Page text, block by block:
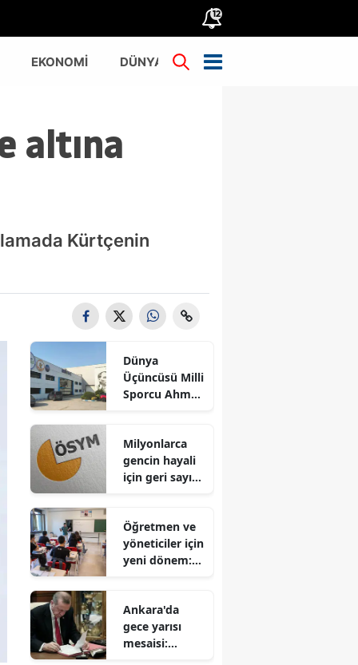
12
EKONOMİ DÜNYA TÜRKİYE
altına
Kürtçenin
Dünya
Üçüncüsü Milli
Sporcu Ahmet
Milyonlarca
gencin hayali
için geri sayım
sonuçları
erişime açıldı
Öğretmen ve
yöneticiler için
yeni dönem:
kapsamlı
düzenleme
Ankara'da
gece yarısı
mesaisi: